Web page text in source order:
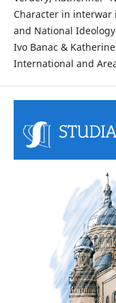
Character in interwar
and National
Ivo Banac &
International and